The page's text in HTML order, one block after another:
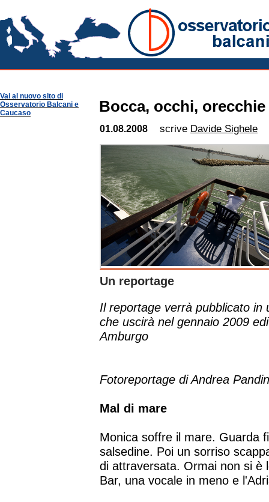
Vai al nuovo sito di
Osservatorio Balcani e
Caucaso
Bocca, occhi, orecchie
01.08.2008 scrive Davide Sighele
Un reportage
Il reportage verrà pubblicato in
che uscirà nel gennaio 2009
Amburgo
Fotoreportage di Andrea
Mal di mare
Monica soffre il mare. Guarda
salsedine. Poi un sorriso
di attraversata. Ormai non si è
Bar, una vocale in meno e